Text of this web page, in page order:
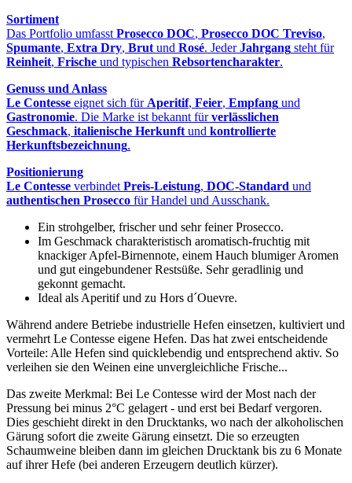
Sortiment
Das Portfolio umfasst Prosecco DOC, Prosecco DOC Treviso,
Spumante, Extra Dry, Brut und Rosé. JederJahrgang steht für
Reinheit, Frische und typischen Rebsortencharakter.
Genuss und Anlass
Le Contesse eignet sich für Aperitif, Feier, Empfang und
Gastronomie. Die Marke ist bekannt fürverlässlichen
Geschmack, italienische Herkunft und kontrollierte
Herkunftsbezeichnung.
Positionierung
Le Contesse verbindet Preis-Leistung, DOC-Standard und
authentischen Prosecco für Handel und Ausschank.
Ein strohgelber, frischer und sehr feiner Prosecco.
Im Geschmack charakteristisch aromatisch-fruchtig mit
knackiger Apfel-Birnennote, einem Hauch blumiger Aromen
und gut eingebundener Restsüße. Sehr geradlinig und
gekonnt gemacht.
Ideal als Aperitif und zu Hors d´Ouevre.
Während andere Betriebe industrielle Hefen einsetzen, kultiviert und
vermehrt Le Contesse eigene Hefen. Das hat zwei entscheidende
Vorteile: Alle Hefen sind quicklebendig und entsprechend aktiv. So
verleihen sie den Weinen eine unvergleichliche Frische...
Das zweite Merkmal: Bei Le Contesse wird der Most nach der
Pressung bei minus 2°C gelagert - und erst bei Bedarf vergoren.
Dies geschieht direkt in den Drucktanks, wo nach der alkoholischen
Gärung sofort die zweite Gärung einsetzt. Die so erzeugten
Schaumweine bleiben dann im gleichen Drucktank bis zu 6 Monate
auf ihrer Hefe (bei anderen Erzeugern deutlich kürzer).